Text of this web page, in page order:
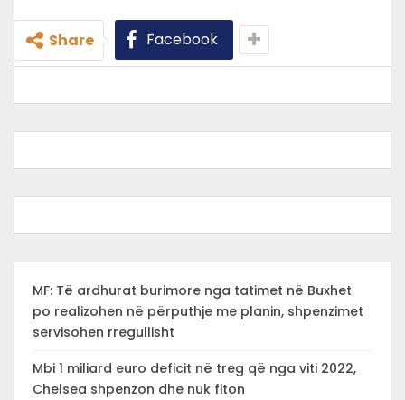
Share Facebook
MF: Të ardhurat burimore nga tatimet në Buxhet
po realizohen në përputhje me planin, shpenzimet
servisohen rregullisht
Mbi 1 miliard euro deficit në treg që nga viti 2022,
Chelsea shpenzon dhe nuk fiton